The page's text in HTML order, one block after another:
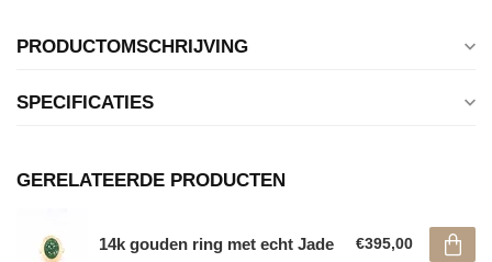
PRODUCTOMSCHRIJVING
SPECIFICATIES
GERELATEERDE PRODUCTEN
14k gouden ring met echt Jade €395,00